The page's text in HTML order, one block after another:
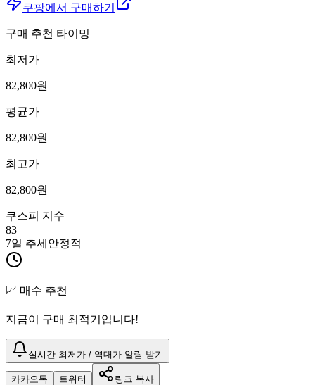
쿠팡에서 구매하기
구매 추천 타이밍
최저가
82,800원
평균가
82,800원
최고가
82,800원
쿠스피 지수
83
7일 추세 안정적
📈 매수 추천
지금이 구매 최적기입니다!
실시간 최저가 / 역대가 알림 받기
카카오톡 트위터 링크 복사